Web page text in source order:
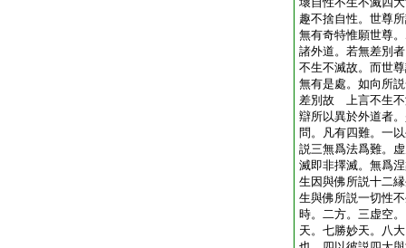
趣不捨自性。世尊
無有奇特惟願世尊
諸外道。若無差別
不生不滅故。而世
無有是處。如向所
差別故 上言不生不
辯所以異於外道者
問。凡有四難。一
説三無爲法爲難。
滅即非擇滅。無爲
生因與佛所説十二
生與佛所説一切性
時。二方。三虚空
天。七勝妙天。八